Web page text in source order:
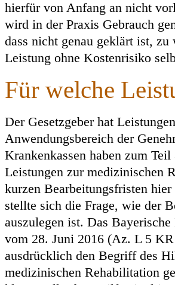
hierfür von Anfang an nicht
wird in der Praxis Gebrauch
dass nicht genau geklärt ist,
Leistung ohne Kostenrisiko
Für welche
Der Gesetzgeber hat
Anwendungsbereich der
Krankenkassen haben zum
Leistungen zur medizinischen
kurzen Bearbeitungsfristen
stellte sich die Frage, wie der
auszulegen ist. Das
vom 28. Juni 2016 (Az. L 5
ausdrücklich den Begriff des
medizinischen Rehabilitation